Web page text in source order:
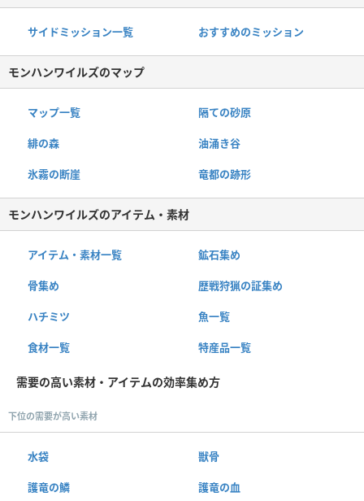
サイドミッション一覧 おすすめのミッション
モンハンワイルズのマップ
マップ一覧 隔ての砂原
緋の森 油涌き谷
氷霧の断崖 竜都の跡形
モンハンワイルズのアイテム・素材
アイテム・素材一覧 鉱石集め
骨集め 歴戦狩猟の証集め
ハチミツ 魚一覧
食材一覧 特産品一覧
需要の高い素材・アイテムの効率集め方
下位の需要が高い素材
水袋 獣骨
護竜の鱗 護竜の血